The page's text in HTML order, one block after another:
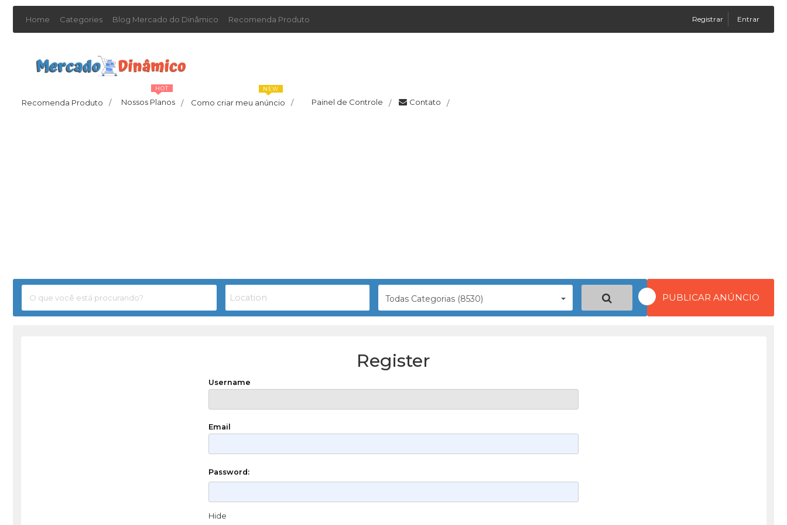
Home Categories Blog Mercado do Dinâmico Recomenda Produto Registrar Entrar
Recomenda Produto / Nossos Planos /
HOT
Como criar meu anúncio /
NEW
Painel de Controle / Contato /
Todas Categorias (8530) PUBLICAR ANÚNCIO
Register
Username
Email
Password:
Hide